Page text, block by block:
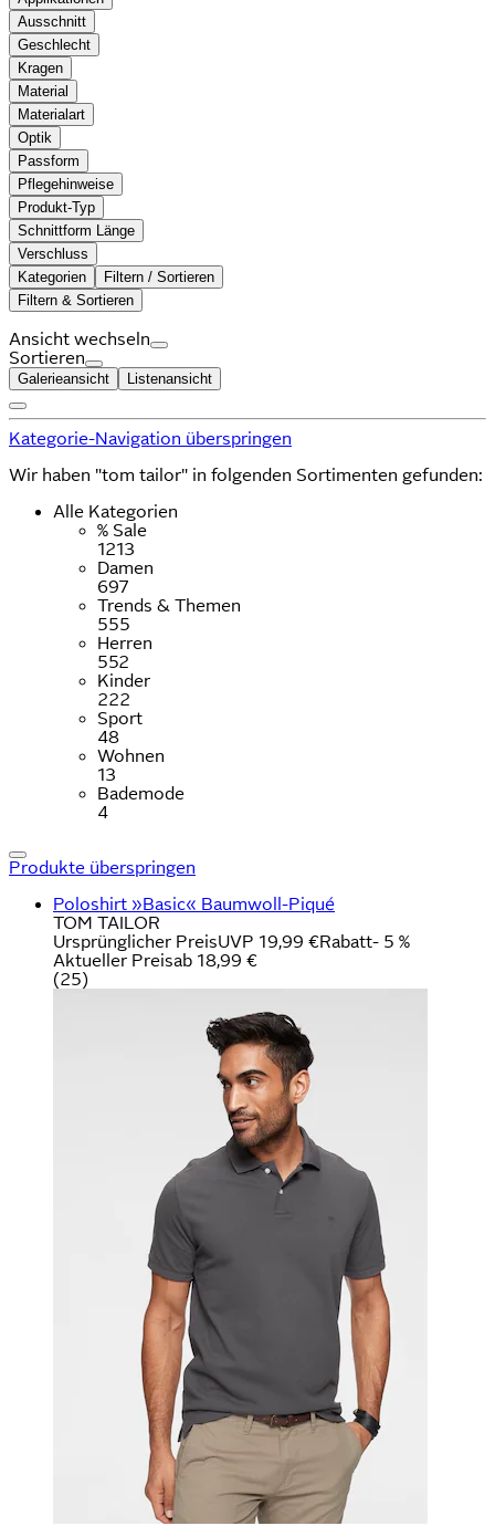
Ausschnitt
Geschlecht
Kragen
Material
Materialart
Optik
Passform
Pflegehinweise
Produkt-Typ
Schnittform Länge
Verschluss
Kategorien
Filtern / Sortieren
Filtern & Sortieren
Ansicht wechseln
Sortieren
Galerieansicht Listenansicht
Kategorie-Navigation überspringen
Wir haben "tom tailor" in folgenden Sortimenten gefunden:
Alle Kategorien
% Sale
1213
Damen
697
Trends & Themen
555
Herren
552
Kinder
222
Sport
48
Wohnen
13
Bademode
4
Produkte überspringen
Poloshirt »Basic« Baumwoll-Piqué
TOM TAILOR
Ursprünglicher PreisUVP 19,99 €Rabatt- 5 %
Aktueller Preisab 18,99 €
(25)